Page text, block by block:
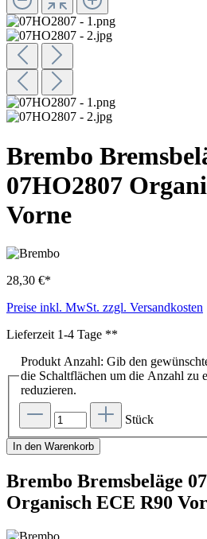
Brembo
07HO2807
Vorne
28,30 €*
Preise inkl. MwSt. zzgl. Versandkosten
Lieferzeit 1-4 Tage **
Produkt Anzahl: Gib den
die Schaltflächen um die Anzahl zu
reduzieren.
Stück
In den Warenkorb
Brembo Bremsbeläge
Organisch ECE R90